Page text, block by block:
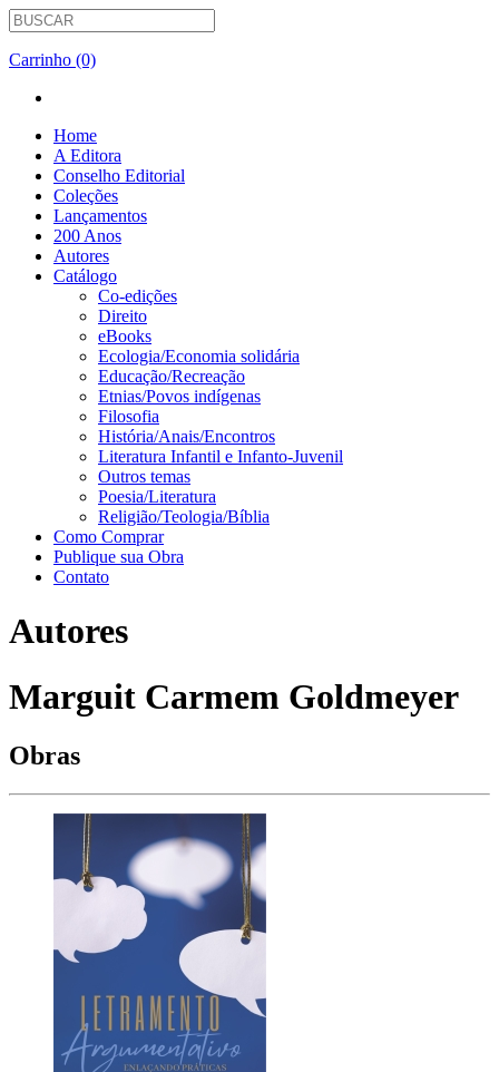
Carrinho (0)
Home
A Editora
Conselho Editorial
Coleções
Lançamentos
200 Anos
Autores
Catálogo
Co-edições
Direito
eBooks
Ecologia/Economia solidária
Educação/Recreação
Etnias/Povos indígenas
Filosofia
História/Anais/Encontros
Literatura Infantil e Infanto-Juvenil
Outros temas
Poesia/Literatura
Religião/Teologia/Bíblia
Como Comprar
Publique sua Obra
Contato
Autores
Marguit Carmem Goldmeyer
Obras